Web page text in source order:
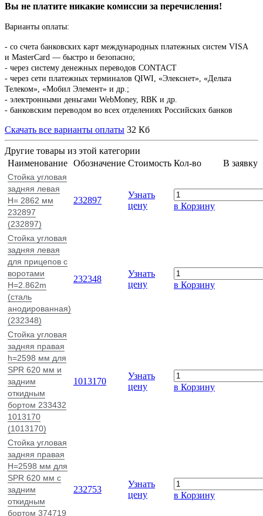
Вы не платите никакие комиссии за перечисления!
Варианты оплаты:
- со счета банковских карт международных платежных систем VISA
и MasterCard — быстро и безопасно;
- через систему денежных переводов CONTACT
- через сети платежных терминалов QIWI, «Элекснет», «Дельта
Телеком», «Мобил Элемент» и др.;
- электронными деньгами WebMoney, RBK и др.
- банковским переводом во всех отделениях Российских банков
Скачать все варианты оплаты 32 Кб
Другие товары из этой категории
Наименование Обозначение Стоимость Кол-во В заявку
Стойка угловая
задняя левая
H= 2862 мм
232897
(232897)
232897
Узнать
цену
в Корзину
Стойка угловая
задняя левая
для прицепов с
воротами
H=2.862m
(сталь
анодированная)
(232348)
232348
Узнать
цену
в Корзину
Стойка угловая
задняя правая
h=2598 мм для
SPR 620 мм и
задним
откидным
бортом 233432
1013170
(1013170)
1013170
Узнать
цену
в Корзину
Стойка угловая
задняя правая
H=2598 мм для
SPR 620 мм с
задним
откидным
бортом 374719
232753
Узнать
цену
в Корзину